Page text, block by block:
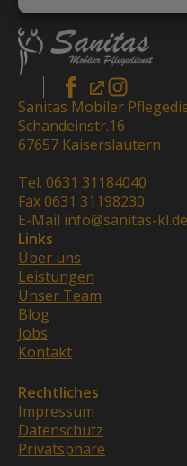
Sanitas Mobiler
Schandeinstr.16
67657 Kaiserslautern
Tel. 0631 31184040
Fax 0631 31198230
E-Mail info@sanitas-kl.de
Links
Über uns
Leistungen
Unser Team
Blog
Jobs
Kontakt
Rechtliches
Impressum
Datenschutz
Privatsphäre